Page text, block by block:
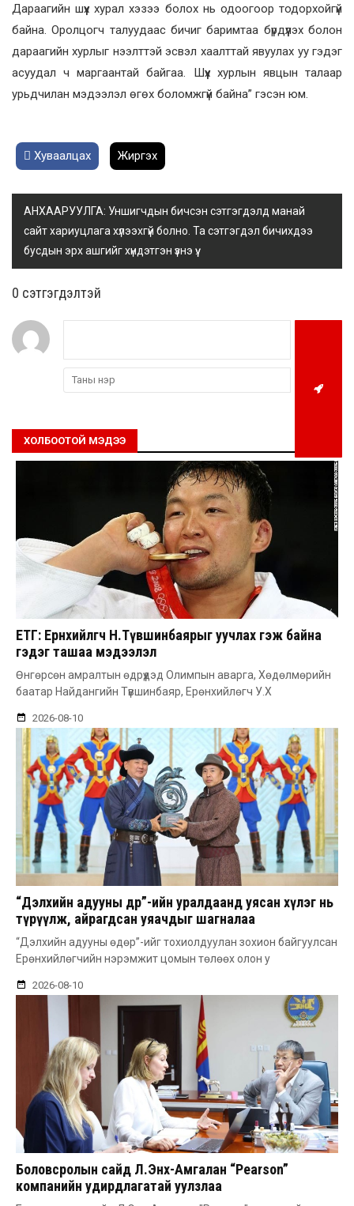
Дараагийн шүүх хурал хэзээ болох нь одоогоор тодорхойгүй
байна. Оролцогч талуудаас бичиг баримтаа бүрдүүлэх болон
дараагийн хурлыг нээлттэй эсвэл хаалттай явуулах уу гэдэг
асуудал ч маргаантай байгаа. Шүүх хурлын явцын талаар
урьдчилан мэдээлэл өгөх боломжгүй байна” гэсэн юм.
Хуваалцах Жиргэх
АНХААРУУЛГА: Уншигчдын бичсэн сэтгэгдэлд манай
сайт хариуцлага хүлээхгүй болно. Та сэтгэгдэл бичихдээ
бусдын эрх ашгийг хүндэтгэн үзнэ үү.
0 cэтгэгдэлтэй
ХОЛБООТОЙ МЭДЭЭ
ЕТГ: Ерөнхийлөгч Н.Түвшинбаярыг уучлах гэж байна
гэдэг ташаа мэдээлэл
Өнгөрсөн амралтын өдрүүдэд Олимпын аварга, Хөдөлмөрийн
баатар Найдангийн Түвшинбаяр, Ерөнхийлөгч У.Х
2026-08-10
“Дэлхийн адууны өдөр”-ийн уралдаанд уясан хүлэг нь
түрүүлж, айрагдсан уяачдыг шагналаа
“Дэлхийн адууны өдөр”-ийг тохиолдуулан зохион байгуулсан
Ерөнхийлөгчийн нэрэмжит цомын төлөөх олон у
2026-08-10
Боловсролын сайд Л.Энх-Амгалан “Pearson”
компанийн удирдлагатай уулзлаа